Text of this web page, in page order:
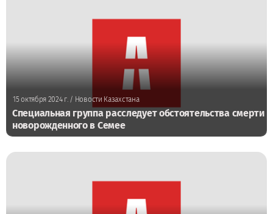
15 октября 2024 г./ Новости Казахстана
Специальная группа расследует обстоятельства смерти
новорожденного в Семее